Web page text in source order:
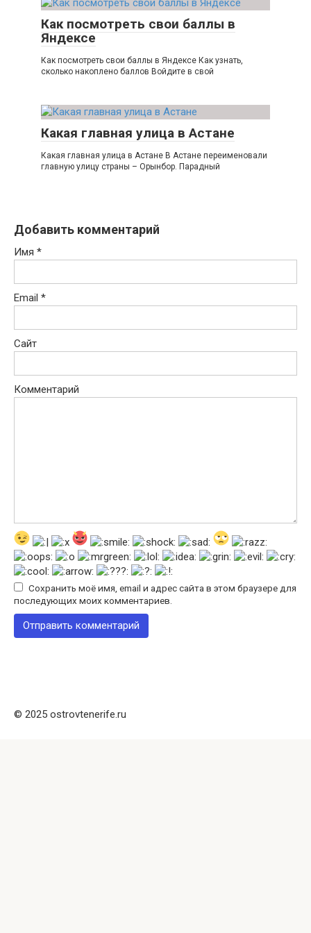
Как посмотреть свои баллы в
Яндексе
Как посмотреть свои баллы в Яндексе Как узнать,
сколько накоплено баллов Войдите в свой
Какая главная улица в Астане
Какая главная улица в Астане В Астане переименовали
главную улицу страны – Орынбор. Парадный
Добавить комментарий
Имя *
Email *
Сайт
Комментарий
Сохранить моё имя, email и адрес сайта в этом браузере для
последующих моих комментариев.
© 2025 ostrovtenerife.ru